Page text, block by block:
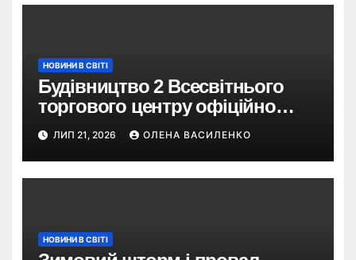
НОВИНИ В СВІТІ
Будівництво 2 Всесвітнього
торгового центру офіційно
розпочалося: 373 метри
ЛИП 21, 2026 ОЛЕНА ВАСИЛЕНКО
НОВИНИ В СВІТІ